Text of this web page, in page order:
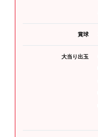
賞球
大当り出玉